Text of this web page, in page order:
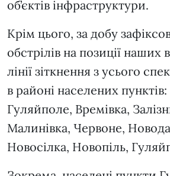
об’єктів інфраструктури.
Крім цього, за добу
обстрілів на позиції наших
лінії зіткнення з усього
в районі населених
Гуляйполе, Времівка,
Малинівка, Червоне,
Новосілка, Новопіль,